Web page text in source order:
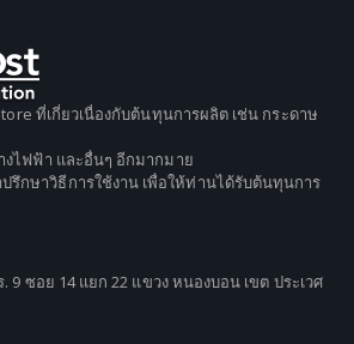
ที่เกี่ยวเนื่องกับต้นทุนการผลิต เช่น กระดาษ
งไฟฟ้า และอื่นๆ อีกมากมาย
รึกษาวิธีการใช้งาน เพื่อให้ท่านได้รับต้นทุนการ
9 ซอย 14 แยก 22 แขวง หนองบอน เขต ประเวศ